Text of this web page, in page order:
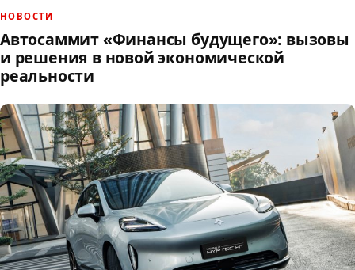
НОВОСТИ
Автосаммит «Финансы будущего»: вызовы
и решения в новой экономической
реальности